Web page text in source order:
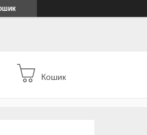
Кошик